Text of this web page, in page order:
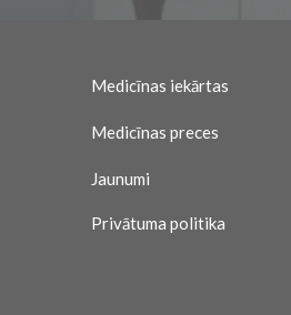
Medicīnas iekārtas
Medicīnas preces
Jaunumi
Privātuma politika